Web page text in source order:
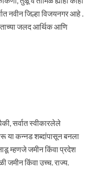
नवीन जिल्हा विजयनगर आहे .
जलद आर्थिक आणि
सर्वात स्वीकारलेले
या कन्नड शब्दांपासून बनला
म्हणजे जमीन किंवा प्रदेश
जमीन किंवा उच्च. राज्य.